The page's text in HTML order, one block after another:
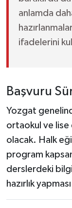
anlamda
ifadelerini
Başvuru
Yozgat
ortaokul ve
olacak. Halk
program
derslerdeki
hazırlık